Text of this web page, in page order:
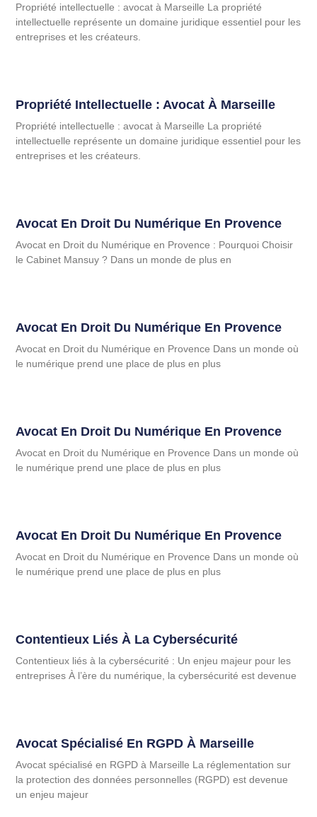
Propriété intellectuelle : avocat à Marseille La propriété
intellectuelle représente un domaine juridique essentiel pour les
entreprises et les créateurs.
Propriété Intellectuelle : Avocat À Marseille
Propriété intellectuelle : avocat à Marseille La propriété
intellectuelle représente un domaine juridique essentiel pour les
entreprises et les créateurs.
Avocat En Droit Du Numérique En Provence
Avocat en Droit du Numérique en Provence : Pourquoi Choisir
le Cabinet Mansuy ? Dans un monde de plus en
Avocat En Droit Du Numérique En Provence
Avocat en Droit du Numérique en Provence Dans un monde où
le numérique prend une place de plus en plus
Avocat En Droit Du Numérique En Provence
Avocat en Droit du Numérique en Provence Dans un monde où
le numérique prend une place de plus en plus
Avocat En Droit Du Numérique En Provence
Avocat en Droit du Numérique en Provence Dans un monde où
le numérique prend une place de plus en plus
Contentieux Liés À La Cybersécurité
Contentieux liés à la cybersécurité : Un enjeu majeur pour les
entreprises À l’ère du numérique, la cybersécurité est devenue
Avocat Spécialisé En RGPD À Marseille
Avocat spécialisé en RGPD à Marseille La réglementation sur
la protection des données personnelles (RGPD) est devenue
un enjeu majeur